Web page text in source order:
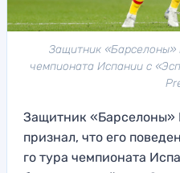
Защитник «Барселоны»
чемпионата Испании с
Защитник «Барселоны»
признал, что его
го тура чемпионата